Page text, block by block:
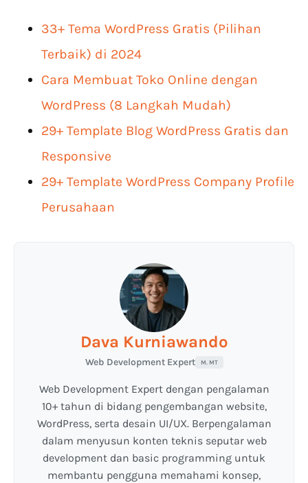
33+ Tema WordPress Gratis (Pilihan
Terbaik) di 2024
Cara Membuat Toko Online dengan
WordPress (8 Langkah Mudah)
29+ Template Blog WordPress Gratis dan
Responsive
29+ Template WordPress Company Profile
Perusahaan
Dava Kurniawando
Web Development Expert M. MT
Web Development Expert dengan pengalaman
10+ tahun di bidang pengembangan website,
WordPress, serta desain UI/UX. Berpengalaman
dalam menyusun konten teknis seputar web
development dan basic programming untuk
membantu pengguna memahami konsep,